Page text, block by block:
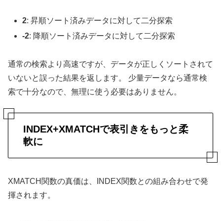
2: 昇順ソート済みデータに対して二分探索
-2: 降順ソート済みデータに対して二分探索
通常の検索より高速ですが、データが正しくソートされて
いないと誤った結果を返します。 少量データなら通常検
索で十分なので、無理に使う必要はありません。
INDEX+XMATCHで表引きをもっと柔
軟に
XMATCH関数の真価は、INDEX関数との組み合わせで発
揮されます。